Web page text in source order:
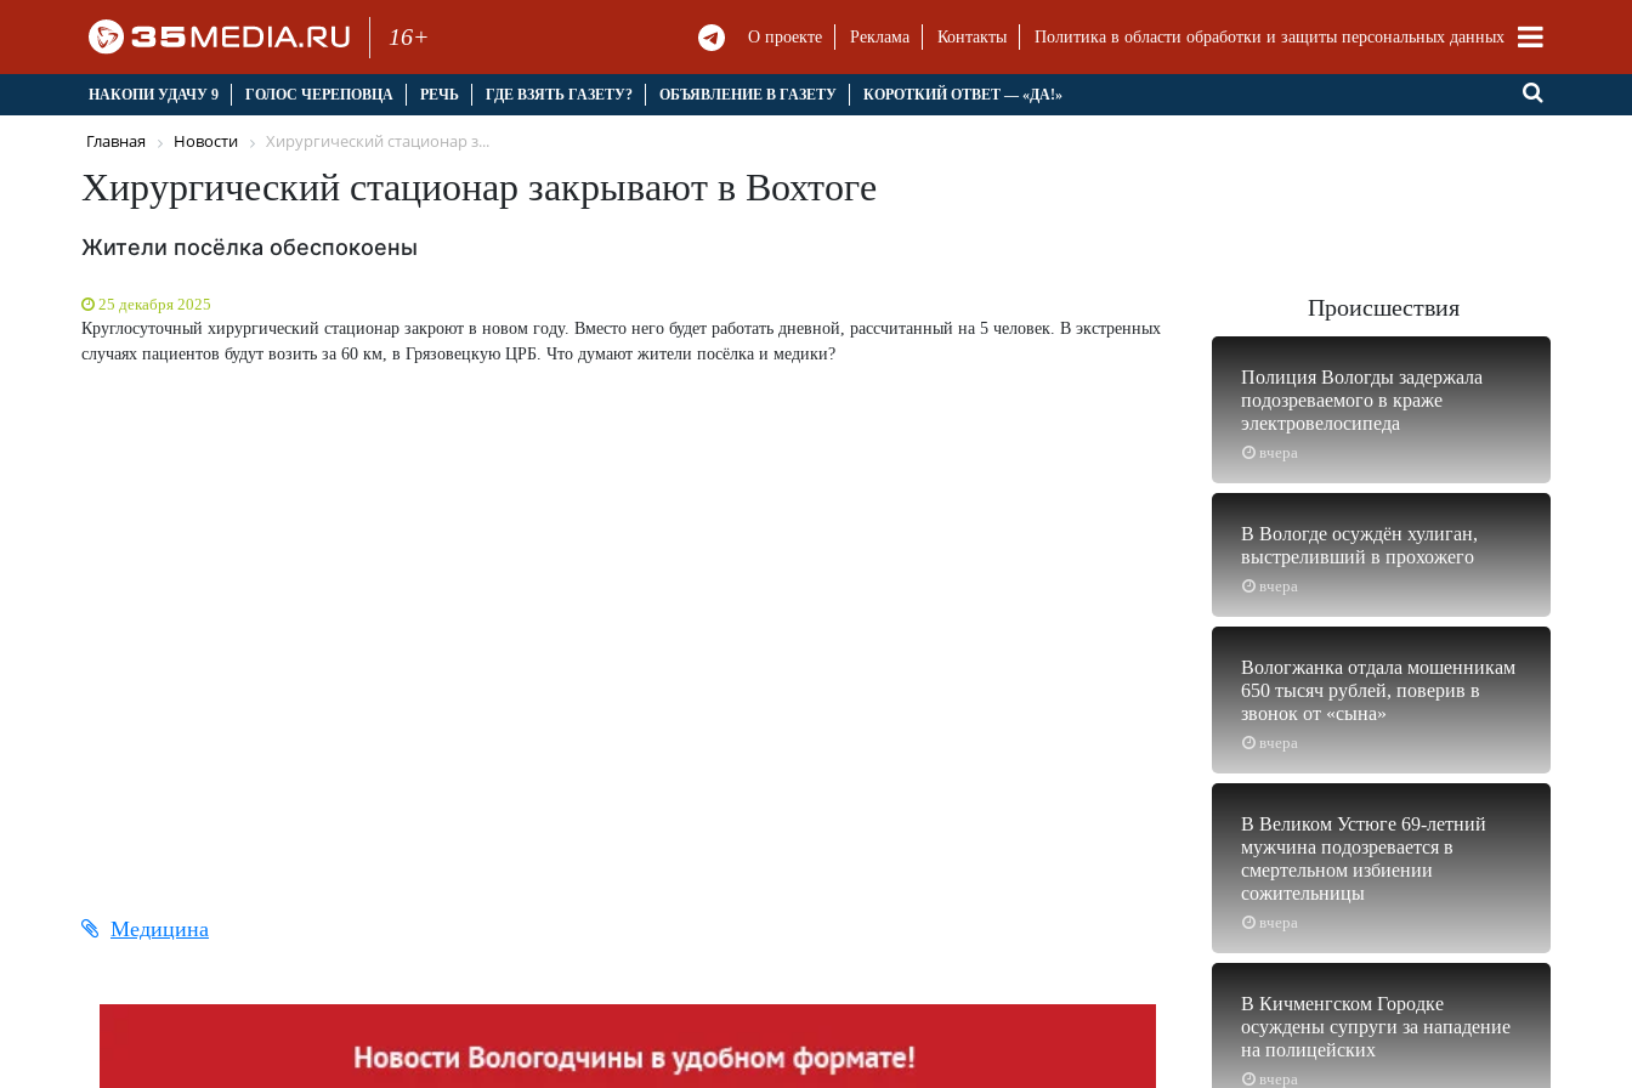
16+ О проекте Реклама Контакты Политика в области обработки и защиты персональных данных
НАКОПИ УДАЧУ 9 ГОЛОС ЧЕРЕПОВЦА РЕЧЬ ГДЕ ВЗЯТЬ ГАЗЕТУ? ОБЪЯВЛЕНИЕ В ГАЗЕТУ КОРОТКИЙ ОТВЕТ — «ДА!»
Главная Новости Хирургический стационар з...
Хирургический стационар закрывают в Вохтоге
Жители посёлка обеспокоены
25 декабря 2025
Круглосуточный хирургический стационар закроют в новом году. Вместо него будет работать дневной, рассчитанный на 5 человек. В экстренных
случаях пациентов будут возить за 60 км, в Грязовецкую ЦРБ. Что думают жители посёлка и медики?
Медицина
Происшествия
вчера
Полиция Вологды задержала
подозреваемого в краже
электровелосипеда
вчера
В Вологде осуждён хулиган,
выстреливший в прохожего
вчера
Вологжанка отдала мошенникам
650 тысяч рублей, поверив в
звонок от «сына»
вчера
В Великом Устюге 69-летний
мужчина подозревается в
смертельном избиении
сожительницы
вчера
В Кичменгском Городке
осуждены супруги за нападение
на полицейских